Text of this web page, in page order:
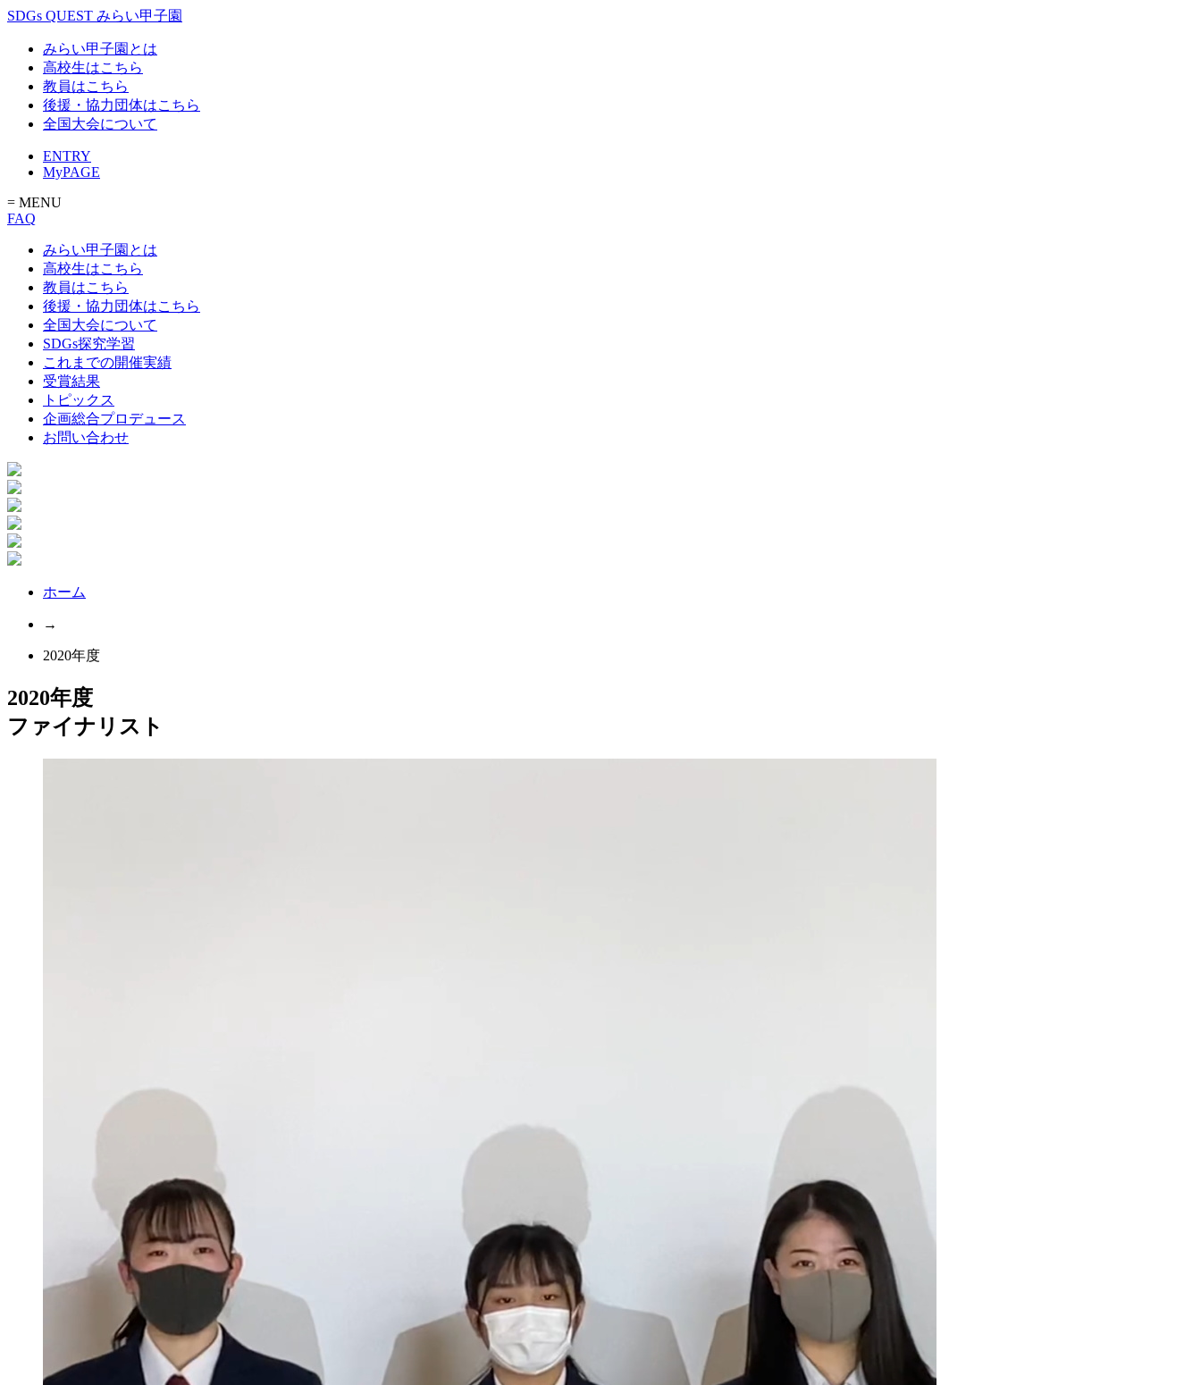
SDGs QUEST みらい甲子園
みらい甲子園とは
高校生はこちら
教員はこちら
後援・協力団体はこちら
全国大会について
ENTRY
MyPAGE
= MENU
FAQ
みらい甲子園とは
高校生はこちら
教員はこちら
後援・協力団体はこちら
全国大会について
SDGs探究学習
これまでの開催実績
受賞結果
トピックス
企画総合プロデュース
お問い合わせ
ホーム
→
2020年度
2020年度
ファイナリスト